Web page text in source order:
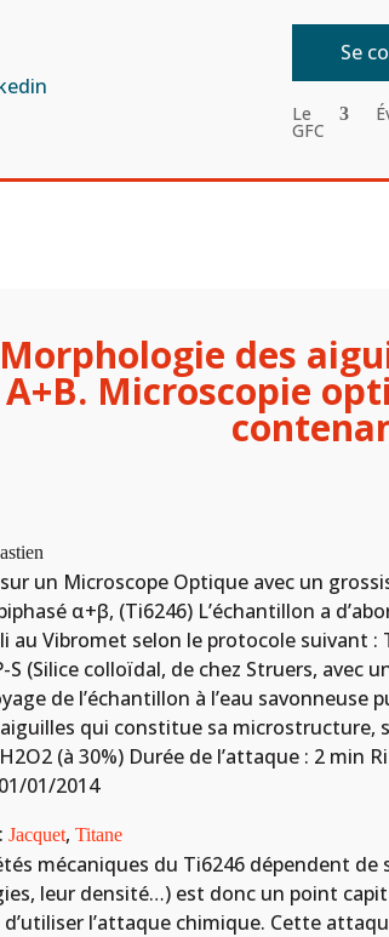
Se
Le
GFC
Morphologie des
A+B. Microscopie
un Microscope Optique avec un
α+β, (Ti6246) L’échantillon a
au Vibromet selon le protocole suivant :
S (Silice colloïdal, de chez Struers, avec
de l’échantillon à l’eau
qui constitue sa microstructure,
(à 30%) Durée de l’attaque : 2 min
01/2014
Jacquet,Titane
mécaniques du Ti6246 dépendent
leur densité…) est donc un point
d’utiliser l’attaque chimique. Cette